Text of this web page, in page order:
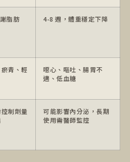
脂肪 4-8 週，體重穩定下降
青、輕
噁心、嘔吐、腸胃不
適、低血糖
制劑量
可能影響內分泌，長期
使用需醫師監控